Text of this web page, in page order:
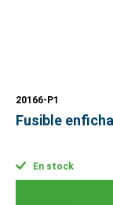
20166-P1
Fusible
En stock